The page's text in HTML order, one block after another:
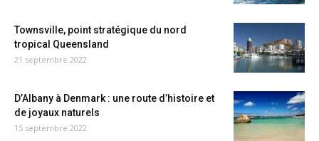
Townsville, point stratégique du nord
tropical Queensland
21 septembre 2022
D’Albany à Denmark : une route d’histoire et
de joyaux naturels
15 septembre 2022